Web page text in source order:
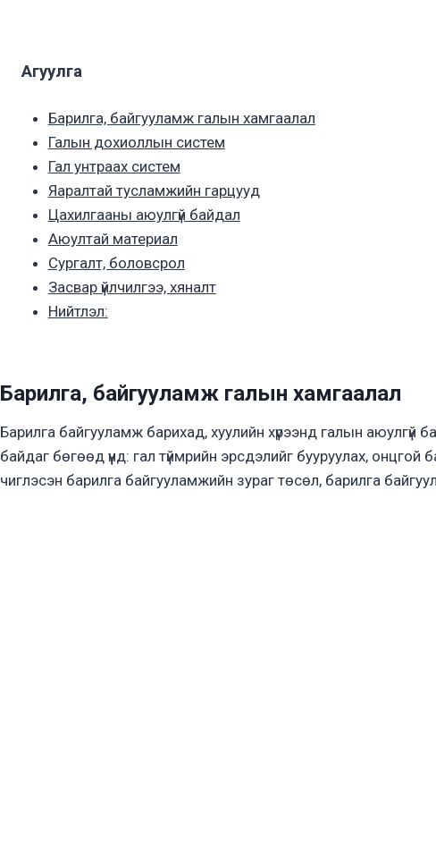
Агуулга
Барилга, байгууламж галын хамгаалал
Галын дохиоллын систем
Гал унтраах систем
Яаралтай тусламжийн гарцууд
Цахилгааны аюулгүй байдал
Аюултай материал
Сургалт, боловсрол
Засвар үйлчилгээ, хяналт
Нийтлэл:
Барилга, байгууламж галын хамгаалал
Барилга байгууламж барихад, хуулийн хүрээнд галын аюулгүй
байдаг бөгөөд үүнд: гал түймрийн эрсдэлийг бууруулах, онцгой
чиглэсэн барилга байгууламжийн зураг төсөл, барилга